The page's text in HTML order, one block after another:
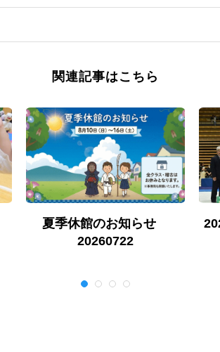
関連記事はこちら
夏季休館のお知らせ
20260722